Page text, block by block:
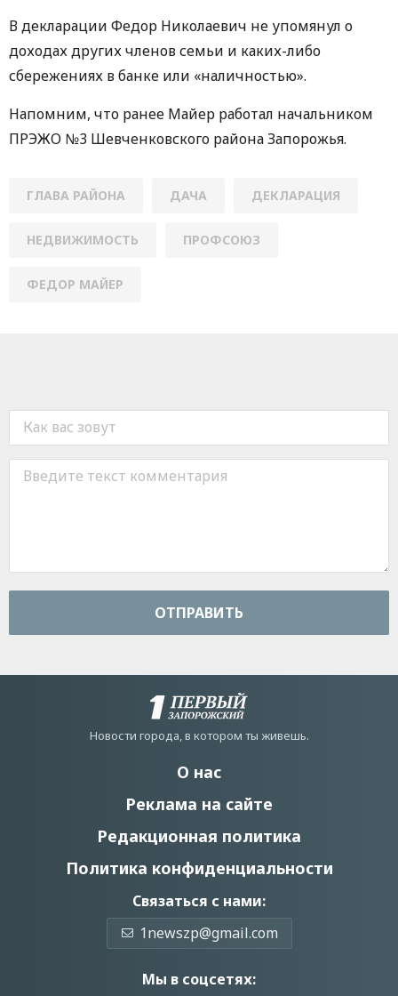
В декларации Федор Николаевич не упомянул о
доходах других членов семьи и каких-либо
сбережениях в банке или «наличностью».
Напомним, что ранее Майер работал начальником
ПРЭЖО №3 Шевченковского района Запорожья.
ГЛАВА РАЙОНА ДАЧА ДЕКЛАРАЦИЯ
НЕДВИЖИМОСТЬ ПРОФСОЮЗ
ФЕДОР МАЙЕР
ОТПРАВИТЬ
Новости города, в котором ты живешь.
О нас
Реклама на сайте
Редакционная политика
Политика конфиденциальности
Связаться с нами:
1newszp@gmail.com
Мы в соцсетях: